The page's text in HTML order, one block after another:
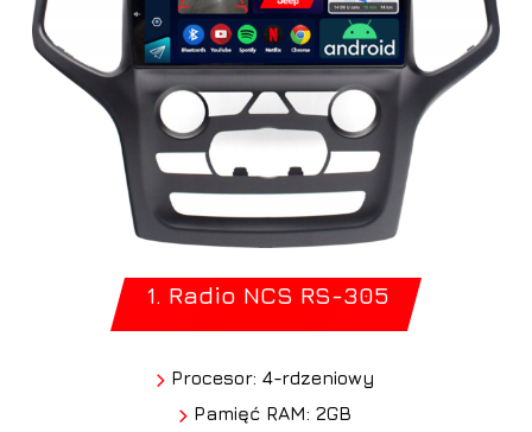
1. Radio NCS RS-305
Procesor: 4-rdzeniowy
Pamięć RAM: 2GB